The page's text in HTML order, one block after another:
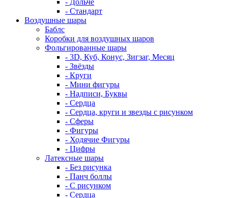
- Дольче
- Стандарт
Воздушные шары
Баблс
Коробки для воздушных шаров
Фольгированные шары
- 3D, Куб, Конус, Зигзаг, Месяц
- Звёзды
- Круги
- Мини фигуры
- Надписи, Буквы
- Сердца
- Сердца, круги и звезды с рисунком
- Сферы
- Фигуры
- Ходячие Фигуры
- Цифры
Латексные шары
- Без рисунка
- Панч боллы
- С рисунком
- Сердца